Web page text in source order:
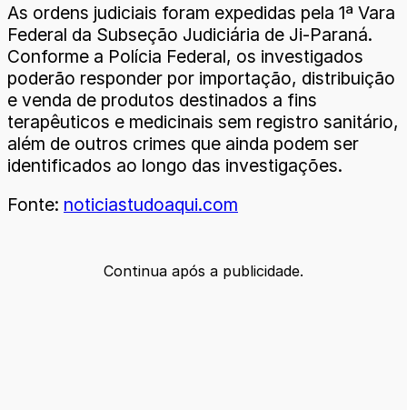
As ordens judiciais foram expedidas pela 1ª Vara
Federal da Subseção Judiciária de Ji-Paraná.
Conforme a Polícia Federal, os investigados
poderão responder por importação, distribuição
e venda de produtos destinados a fins
terapêuticos e medicinais sem registro sanitário,
além de outros crimes que ainda podem ser
identificados ao longo das investigações.
Fonte: noticiastudoaqui.com
Continua após a publicidade.